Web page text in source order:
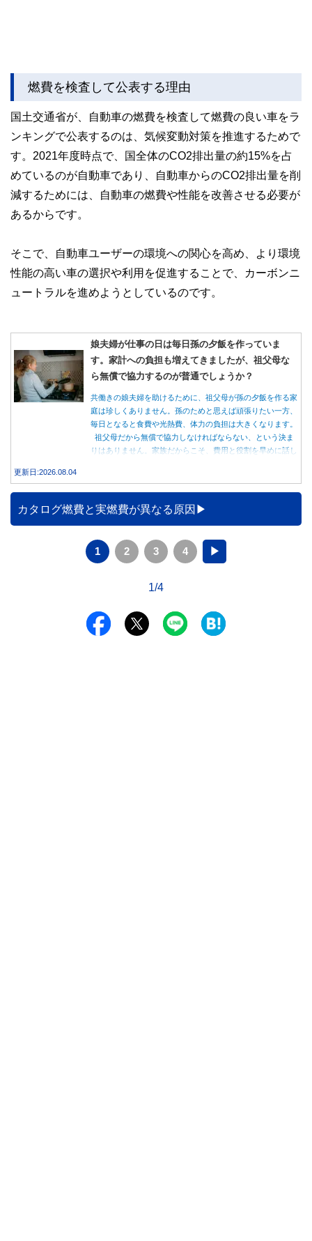
燃費を検査して公表する理由
国土交通省が、自動車の燃費を検査して燃費の良い車をラ
ンキングで公表するのは、気候変動対策を推進するためで
す。2021年度時点で、国全体のCO2排出量の約15%を占
めているのが自動車であり、自動車からのCO2排出量を削
減するためには、自動車の燃費や性能を改善させる必要が
あるからです。
そこで、自動車ユーザーの環境への関心を高め、より環境
性能の高い車の選択や利用を促進することで、カーボンニ
ュートラルを進めようとしているのです。
娘夫婦が仕事の日は毎日孫の夕飯を作っていま
す。家計への負担も増えてきましたが、祖父母な
ら無償で協力するのが普通でしょうか？
共働きの娘夫婦を助けるために、祖父母が孫の夕飯を作る家
庭は珍しくありません。孫のためと思えば頑張りたい一方、
毎日となると食費や光熱費、体力の負担は大きくなります。
祖父母だから無償で協力しなければならない、という決ま
りはありません。家族だからこそ、費用と役割を早めに話し
更新日:2026.08.04
カタログ燃費と実燃費が異なる原因
1 2 3 4 ▶
1/4